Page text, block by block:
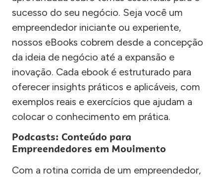
sucesso do seu negócio. Seja você um
empreendedor iniciante ou experiente,
nossos eBooks cobrem desde a concepção
da ideia de negócio até a expansão e
inovação. Cada ebook é estruturado para
oferecer insights práticos e aplicáveis, com
exemplos reais e exercícios que ajudam a
colocar o conhecimento em prática.
Podcasts: Conteúdo para
Empreendedores em Movimento
Com a rotina corrida de um empreendedor,